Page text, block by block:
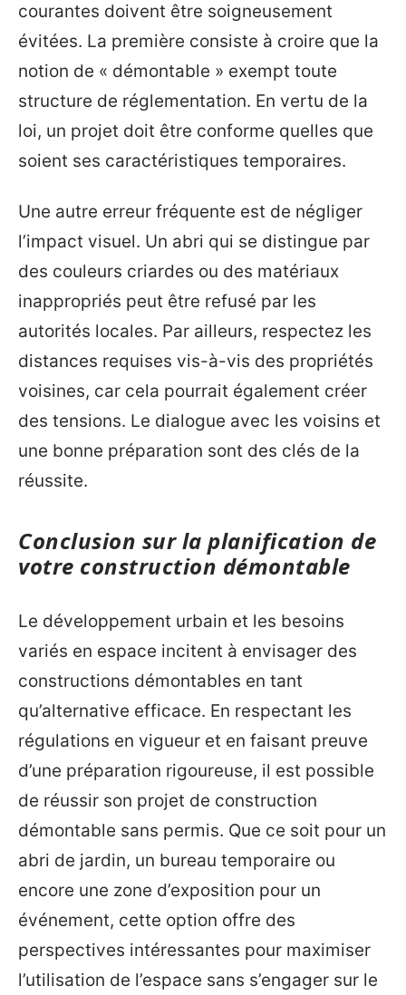
courantes doivent être soigneusement
évitées. La première consiste à croire que la
notion de « démontable » exempt toute
structure de réglementation. En vertu de la
loi, un projet doit être conforme quelles que
soient ses caractéristiques temporaires.
Une autre erreur fréquente est de négliger
l’impact visuel. Un abri qui se distingue par
des couleurs criardes ou des matériaux
inappropriés peut être refusé par les
autorités locales. Par ailleurs, respectez les
distances requises vis-à-vis des propriétés
voisines, car cela pourrait également créer
des tensions. Le dialogue avec les voisins et
une bonne préparation sont des clés de la
réussite.
Conclusion sur la planification de
votre construction démontable
Le développement urbain et les besoins
variés en espace incitent à envisager des
constructions démontables en tant
qu’alternative efficace. En respectant les
régulations en vigueur et en faisant preuve
d’une préparation rigoureuse, il est possible
de réussir son projet de construction
démontable sans permis. Que ce soit pour un
abri de jardin, un bureau temporaire ou
encore une zone d’exposition pour un
événement, cette option offre des
perspectives intéressantes pour maximiser
l’utilisation de l’espace sans s’engager sur le